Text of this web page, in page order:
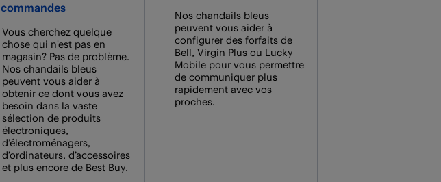
commandes
Vous cherchez quelque
chose qui n'est pas en
magasin? Pas de problème.
Nos chandails bleus
peuvent vous aider à
obtenir ce dont vous avez
besoin dans la vaste
sélection de produits
électroniques,
d’électroménagers,
d’ordinateurs, d’accessoires
et plus encore de Best Buy.
Nos chandails bleus
peuvent vous aider à
configurer des forfaits de
Bell, Virgin Plus ou Lucky
Mobile pour vous permettre
de communiquer plus
rapidement avec vos
proches.